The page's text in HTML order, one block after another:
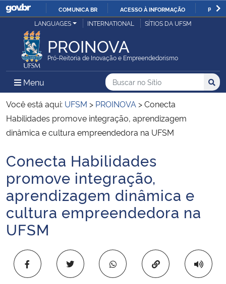
IR
O
COMUNICA BR ACESSO À INFORMAÇÃO
Ministério da Justiça e Segurança Pública
Ministério da Defesa
Ministério das Relações Exteriores
Ministério da Economia
Ministério da Infraestrutura
Ministério da Agricultura, Pecuária e Abastecimento
Ministério da Educação
Ministério da Cidadania
Ministério da Saúde
LANGUAGES INTERNATIONAL SÍTIOS DA UFSM
PROINOVA
Pró-Reitoria de Inovação e Empreendedorismo
Menu Menu Principal do Sítio
Busca
Buscar no no Sítio
Busca:
Você está aqui: UFSM > PROINOVA >Conecta
Habilidades promove integração, aprendizagem
dinâmica e cultura empreendedora na UFSM
Início do conteúdo
Conecta Habilidades
promove integração,
aprendizagem dinâmica e
cultura empreendedora na
UFSM
Copiar para área